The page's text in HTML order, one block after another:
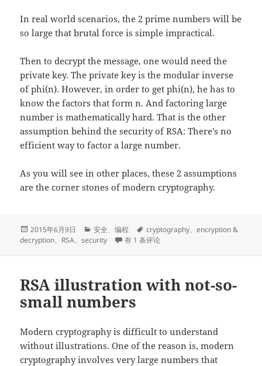
In real world scenarios, the 2 prime numbers will be
so large that brutal force is simple impractical.
Then to decrypt the message, one would need the
private key. The private key is the modular inverse
of phi(n). However, in order to get phi(n), he has to
know the factors that form n. And factoring large
number is mathematically hard. That is the other
assumption behind the security of RSA: There’s no
efficient way to factor a large number.
As you will see in other places, these 2 assumptions
are the corner stones of modern cryptography.
发
布
2015年6月9日
分
类
安全、编程
标
签
cryptography、encryption &
decryption、 RSA、security RSA illustration with not-so-small
有 1 条评论
RSA illustration with not-so-
small numbers
Modern cryptography is difficult to understand
without illustrations. One of the reason is, modern
cryptography involves very large numbers that